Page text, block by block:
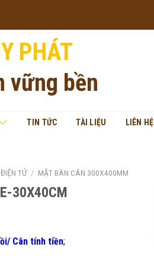
PHÁT
vững bền
TIN TỨC TÀI LIỆU LIÊN HỆ
TỬ / MẶT BÀN CÂN 300X400MM
30X40CM
Cân tính tiền;